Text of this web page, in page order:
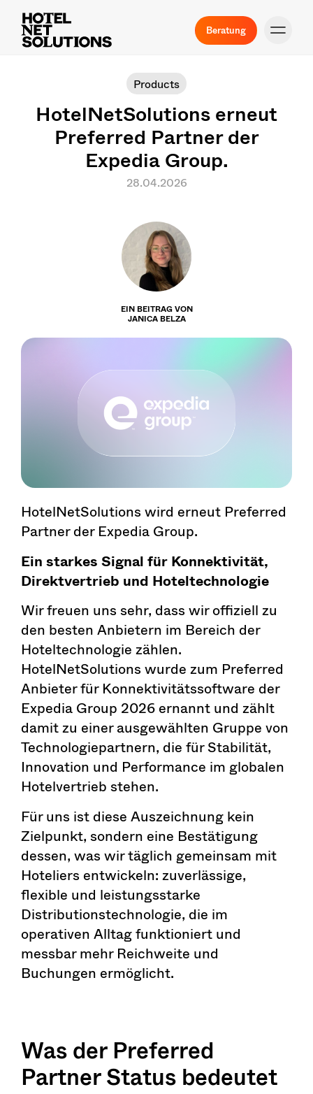
Beratung
Products
HotelNetSolutions erneut
Preferred Partner der
Expedia Group.
28.04.2026
EIN BEITRAG VON
JANICA BELZA
HotelNetSolutions wird erneut Preferred
Partner der Expedia Group.
Ein starkes Signal für Konnektivität,
Direktvertrieb und Hoteltechnologie
Wir freuen uns sehr, dass wir offiziell zu
den besten Anbietern im Bereich der
Hoteltechnologie zählen.
HotelNetSolutions wurde zum Preferred
Anbieter für Konnektivitätssoftware der
Expedia Group 2026 ernannt und zählt
damit zu einer ausgewählten Gruppe von
Technologiepartnern, die für Stabilität,
Innovation und Performance im globalen
Hotelvertrieb stehen.
Für uns ist diese Auszeichnung kein
Zielpunkt, sondern eine Bestätigung
dessen, was wir täglich gemeinsam mit
Hoteliers entwickeln: zuverlässige,
flexible und leistungsstarke
Distributionstechnologie, die im
operativen Alltag funktioniert und
messbar mehr Reichweite und
Buchungen ermöglicht.
Was der Preferred
Partner Status bedeutet